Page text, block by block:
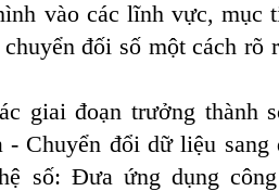
vào các lĩnh vực, mục
đối số một cách
giai đoạn trưởng thành
- Chuyển đổi dữ liệu sang
số: Đưa ứng dụng